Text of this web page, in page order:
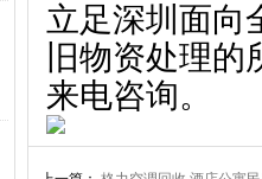
立足深圳面向
旧物资处理
来电咨询。